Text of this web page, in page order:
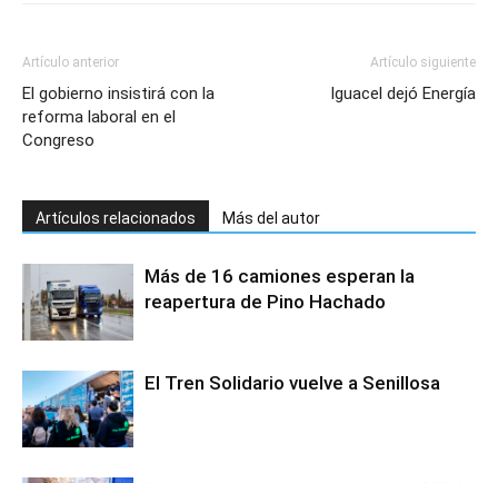
Artículo anterior
El gobierno insistirá con la
reforma laboral en el
Congreso
Artículo siguiente
Iguacel dejó Energía
Artículos relacionados Más del autor
Más de 16 camiones esperan la
reapertura de Pino Hachado
El Tren Solidario vuelve a Senillosa